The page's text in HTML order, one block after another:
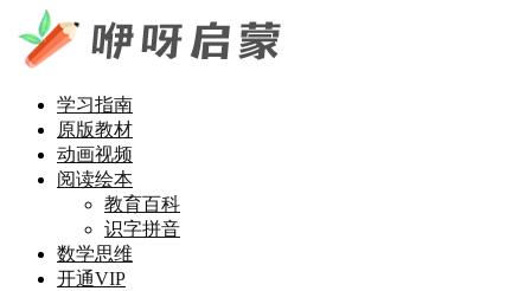
学习指南
原版教材
动画视频
阅读绘本
教育百科
识字拼音
数学思维
开通VIP